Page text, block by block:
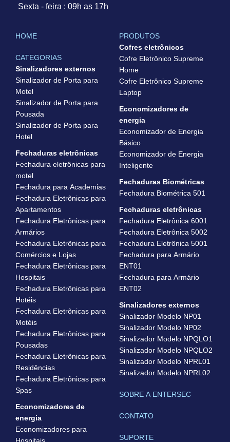
Sexta - feira : 09h as 17h
HOME
CATEGORIAS
Sinalizadores externos
Sinalizador de Porta para
Motel
Sinalizador de Porta para
Pousada
Sinalizador de Porta para
Hotel
Fechaduras eletrônicas
Fechadura eletrônicas para
motel
Fechadura para Academias
Fechadura Eletrônicas para
Apartamentos
Fechadura Eletrônicas para
Armários
Fechadura Eletrônicas para
Comércios e Lojas
Fechadura Eletrônicas para
Hospitais
Fechadura Eletrônicas para
Hotéis
Fechadura Eletrônicas para
Motéis
Fechadura Eletrônicas para
Pousadas
Fechadura Eletrônicas para
Residências
Fechadura Eletrônicas para
Spas
Economizadores de
energia
Economizadores para
PRODUTOS
Cofres eletrônicos
Cofre Eletrônico Supreme
Home
Cofre Eletrônico Supreme
Laptop
Economizadores de
energia
Economizador de Energia
Básico
Economizador de Energia
Inteligente
Fechaduras Biométricas
Fechadura Biométrica 501
Fechaduras eletrônicas
Fechadura Eletrônica 6001
Fechadura Eletrônica 5002
Fechadura Eletrônica 5001
Fechadura para Armário
ENT01
Fechadura para Armário
ENT02
Sinalizadores externos
Sinalizador Modelo NP01
Sinalizador Modelo NP02
Sinalizador Modelo NPQLO1
Sinalizador Modelo NPQLO2
Sinalizador Modelo NPRL01
Sinalizador Modelo NPRL02
SOBRE A ENTERSEC
CONTATO
SUPORTE